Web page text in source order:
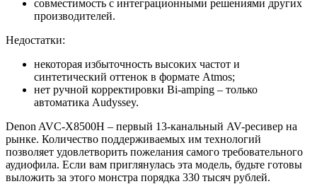
совместимость с интеграционными решениями других
производителей.
Недостатки:
некоторая избыточность высоких частот и
синтетический оттенок в формате Atmos;
нет ручной корректировки Bi-amping – только
автоматика Audyssey.
Denon AVC-X8500H – первый 13-канальный AV-ресивер на
рынке. Количество поддерживаемых им технологий
позволяет удовлетворить пожелания самого требовательного
аудиофила. Если вам приглянулась эта модель, будьте готовы
выложить за этого монстра порядка 330 тысяч рублей.